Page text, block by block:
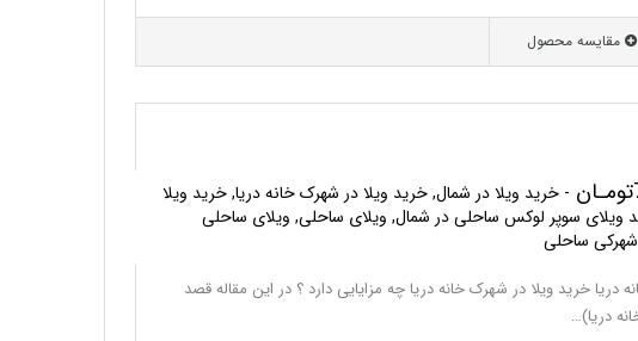
مقایسه محصول
- خرید ویلا در شمال, خرید ویلا در شهرک خانه دریا, خرید ویلا
ویلای سوپر لوکس ساحلی در شمال, ویلای ساحلی, ویلای ساحلی
ساحلی
دریا خرید ویلا در شهرک خانه دریا چه مزایایی دارد ؟ در این مقاله قصد
دریا)…